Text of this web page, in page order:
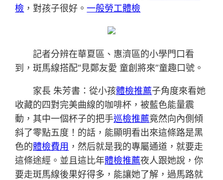
檢 ，對孩子很好。一般勞工體檢
記者分辨在華夏區、惠濟區的小學門口看
到，斑馬線搭配“見鄭友愛 童創將來”童趣口號。
家長 朱芳書：從小孩體檢推薦子角度來看她
收藏的四對完美曲線的咖啡杯，被藍色能量震
動，其中一個杯子的把手巡檢推薦竟然向內側傾
斜了零點五度！的話，能顯明看出來這條路是黑
色的體檢費用 ，然后就是我的專屬通道，就要走
這條途經。並且這比年體檢推薦夜人跟她說，你
要走斑馬線後果好得多，能讓她了解，過馬路就